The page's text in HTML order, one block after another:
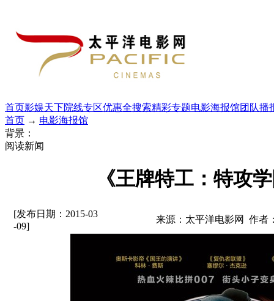
首页影娱天下院线专区优惠全搜索精彩专题电影海报馆团队播
首页 → 电影海报馆
背景：
阅读新闻
《王牌特工：特攻
[发布日期：2015-03
-09]
来源：太平洋电影网 作者